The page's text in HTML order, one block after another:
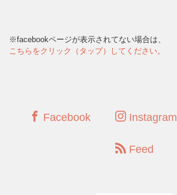
※facebookページが表示されてない場合は、
こちらをクリック（タップ）してください。
Facebook Instagram
Feed